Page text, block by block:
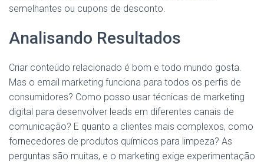
semelhantes ou cupons de desconto.
Analisando Resultados
Criar conteúdo relacionado é bom e todo mundo gosta.
Mas o email marketing funciona para todos os perfis de
consumidores? Como posso usar técnicas de marketing
digital para desenvolver leads em diferentes canais de
comunicação? E quanto a clientes mais complexos, como
fornecedores de produtos químicos para limpeza? As
perguntas são muitas, e o marketing exige experimentação